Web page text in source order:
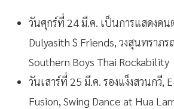
วันศุกร์ที่ 24 มี.ค. เป็นการแสดงดน
Dulyasith $ Friends, วงสุนทราภร
Southern Boys Thai Rockability
วันเสาร์ที่ 25 มี.ค. รองแง็งสวนกวี,
Fusion, Swing Dance at Hua